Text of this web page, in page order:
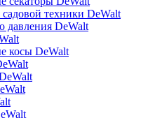
техники DeWalt
давления DeWalt
косы DeWalt